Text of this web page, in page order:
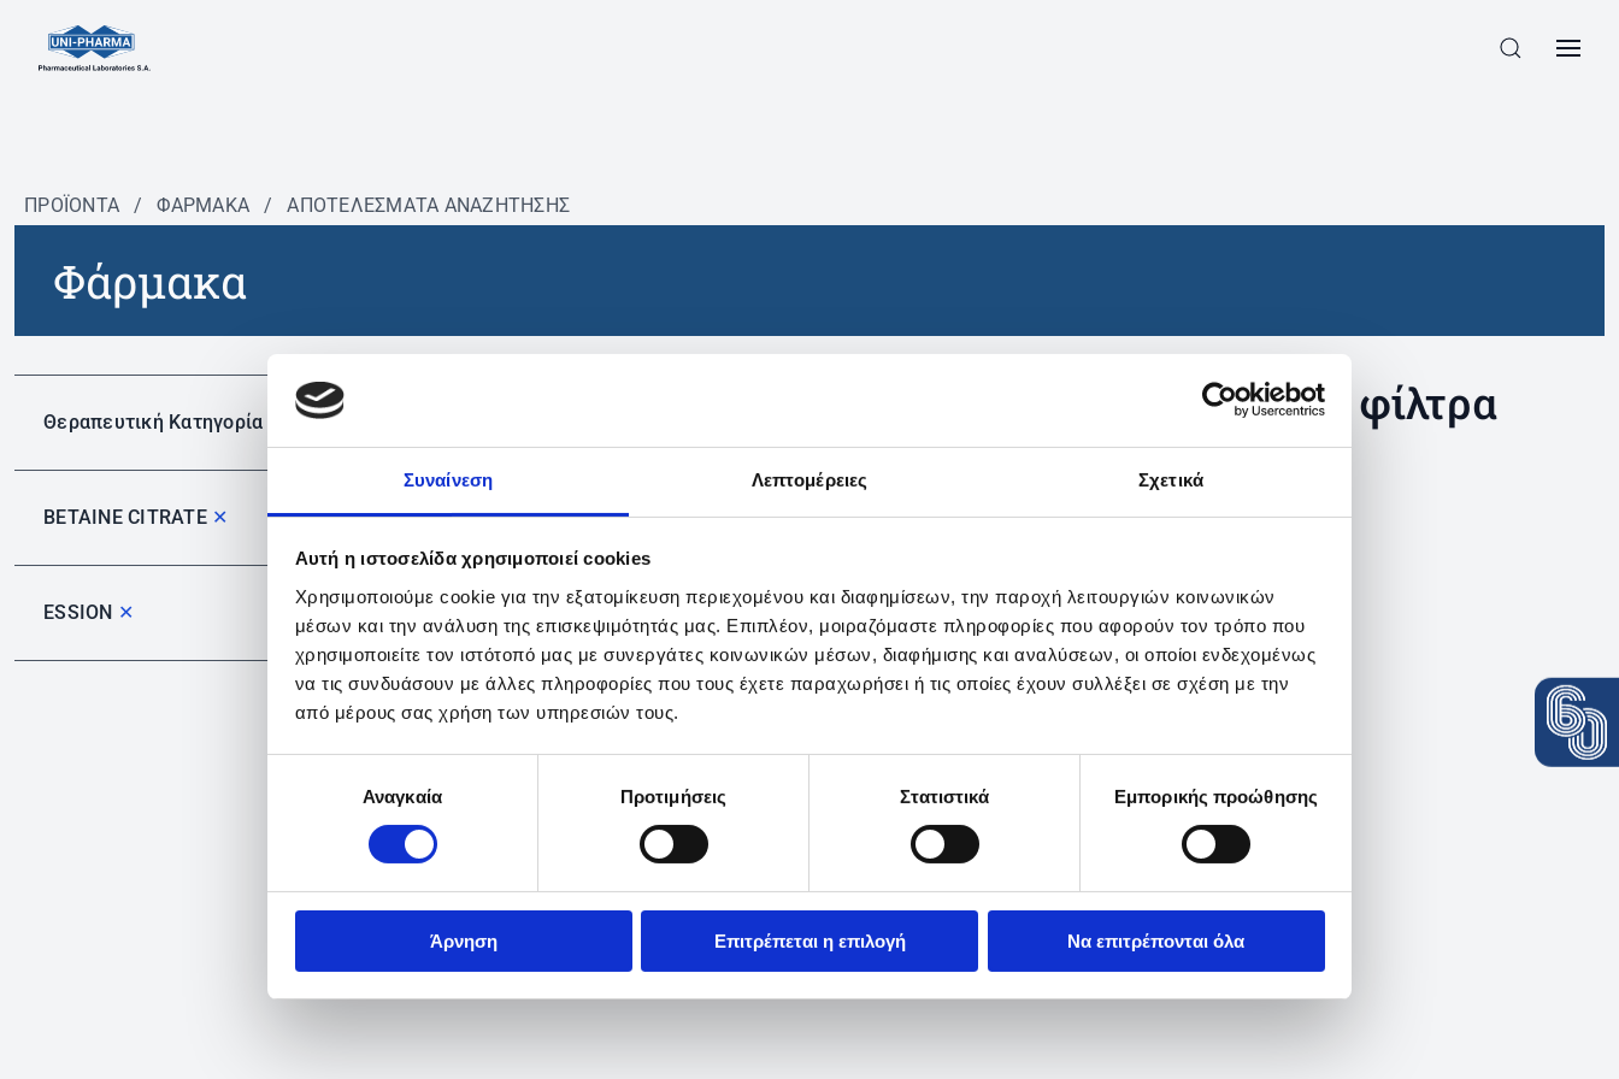
Συναίνεση Λεπτομέρειες Σχετικά
Αυτή η ιστοσελίδα χρησιμοποιεί cookies
Χρησιμοποιούμε cookie για την εξατομίκευση περιεχομένου και διαφημίσεων, την παροχή λειτουργιών κοινωνικών
μέσων και την ανάλυση της επισκεψιμότητάς μας. Επιπλέον, μοιραζόμαστε πληροφορίες που αφορούν τον τρόπο που
χρησιμοποιείτε τον ιστότοπό μας με συνεργάτες κοινωνικών μέσων, διαφήμισης και αναλύσεων, οι οποίοι ενδεχομένως
να τις συνδυάσουν με άλλες πληροφορίες που τους έχετε παραχωρήσει ή τις οποίες έχουν συλλέξει σε σχέση με την
από μέρους σας χρήση των υπηρεσιών τους.
συγκατάθεσηςΑναγκαία Προτιμήσεις Στατιστικά Εμπορικής προώθησης
Άρνηση Επιτρέπεται η επιλογή Να επιτρέπονται όλα
ΠΡΟΪΟΝΤΑ / ΦΆΡΜΑΚΑ / ΑΠΟΤΕΛΕΣΜΑΤΑ ΑΝΑΖΗΤΗΣΗΣ
Φάρμακα
Θεραπευτική Κατηγορία
BETAINE CITRATE ✕
ESSION ✕
Δεν βρέθηκαν προϊόντα με τα συγκεκριμένα φίλτρα